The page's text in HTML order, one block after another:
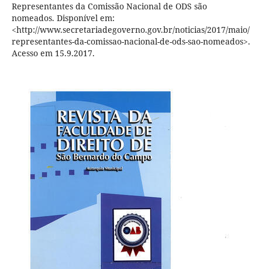
Representantes da Comissão Nacional de ODS são
nomeados. Disponível em:
<http://www.secretariadegoverno.gov.br/noticias/2017/maio/
representantes-da-comissao-nacional-de-ods-sao-nomeados>.
Acesso em 15.9.2017.